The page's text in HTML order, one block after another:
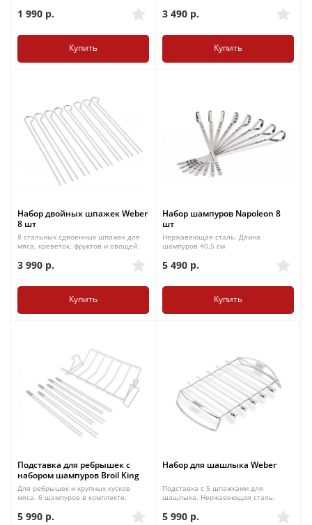
1 990 р.
Купить
3 490 р.
Купить
Набор двойных шпажек Weber
8 шт
8 стальных сдвоенных шпажек для
мяса, креветок, фруктов и овощей.
3 990 р.
Купить
Набор шампуров Napoleon 8
шт
Нержавеющая сталь. Длина
шампуров 40,5 см
5 490 р.
Купить
Подставка для ребрышек с
набором шампуров Broil King
Для ребрышек и крупных кусков
мяса. 6 шампуров в комплекте.
5 990 р.
Набор для шашлыка Weber
Подставка с 5 шпажками для
шашлыка. Нержавеющая сталь.
5 990 р.